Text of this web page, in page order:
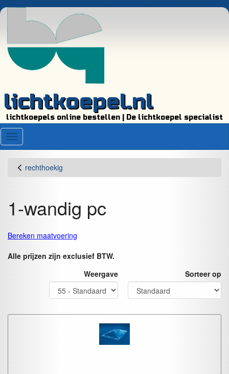
lichtkoepel.nl
lichtkoepels online bestellen | De lichtkoepel specialist
Menu
rechthoekig
1-wandig pc
Bereken maatvoering
Alle prijzen zijn exclusief BTW.
Weergave
Sorteer op